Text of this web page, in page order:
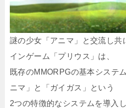
謎の少女「アニマ」と交流し共
インゲーム「プリウス」は、
既存のMMORPGの基本システ
ニマ」と「ガイガス」という
2つの特徴的なシステムを導入